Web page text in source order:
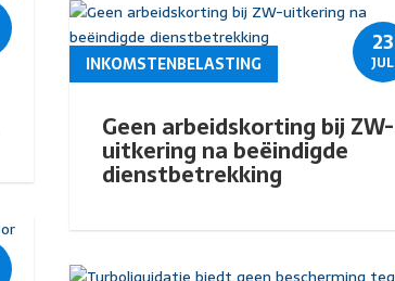
Geen arbeidskorting bij ZW-
uitkering na beëindigde
dienstbetrekking
INKOMSTENBELASTING
23
JUL